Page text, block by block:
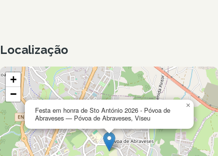
Localização
Festa em honra de Sto António 2026 - Póvoa de
Abraveses — Póvoa de Abraveses, Viseu
×
+
−